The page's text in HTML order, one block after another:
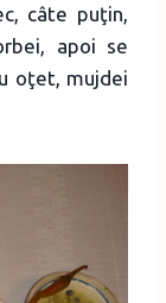
câte puţin,
apoi se
oţet, mujdei